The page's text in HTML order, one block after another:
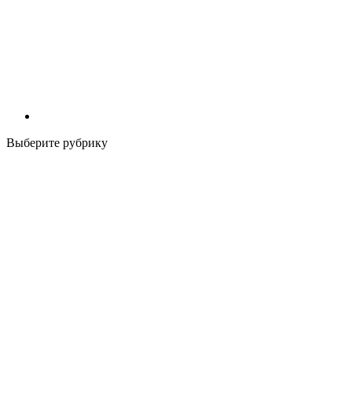
Выберите рубрику